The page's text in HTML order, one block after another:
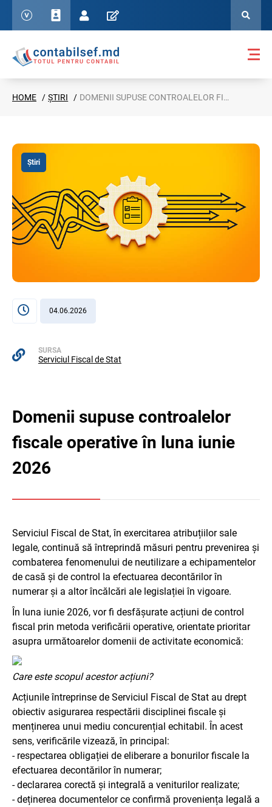
HOME ȘTIRI DOMENII SUPUSE CONTROALELOR FISCALE OPERATIVE ÎN LUNA IUNIE 2026
Știri
04.06.2026
SURSA
Serviciul Fiscal de Stat
Domenii supuse controalelor
fiscale operative în luna iunie
2026
Serviciul Fiscal de Stat, în exercitarea atribuțiilor sale
legale, continuă să întreprindă măsuri pentru prevenirea și
combaterea fenomenului de neutilizare a echipamentelor
de casă și de control la efectuarea decontărilor în
numerar și a altor încălcări ale legislației în vigoare.
În luna iunie 2026, vor fi desfășurate acțiuni de control
fiscal prin metoda verificării operative, orientate prioritar
asupra următoarelor domenii de activitate economică:
Care este scopul acestor acțiuni?
Acțiunile întreprinse de Serviciul Fiscal de Stat au drept
obiectiv asigurarea respectării disciplinei fiscale și
menținerea unui mediu concurențial echitabil. În acest
sens, verificările vizează, în principal:
- respectarea obligației de eliberare a bonurilor fiscale la
efectuarea decontărilor în numerar;
- declararea corectă și integrală a veniturilor realizate;
- deținerea documentelor ce confirmă proveniența legală a